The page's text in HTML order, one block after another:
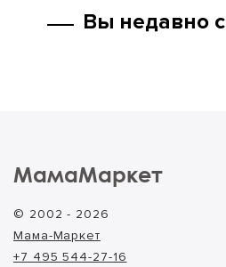
Вы недавно
МамаМаркет
© 2002 - 2026
Мама-Маркет
+7 495 544-27-16